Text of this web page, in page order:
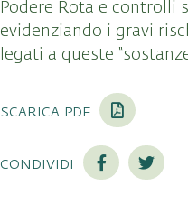
Podere Rota e controlli
evidenziando i gravi
legati a queste
scarica pdf
condividi